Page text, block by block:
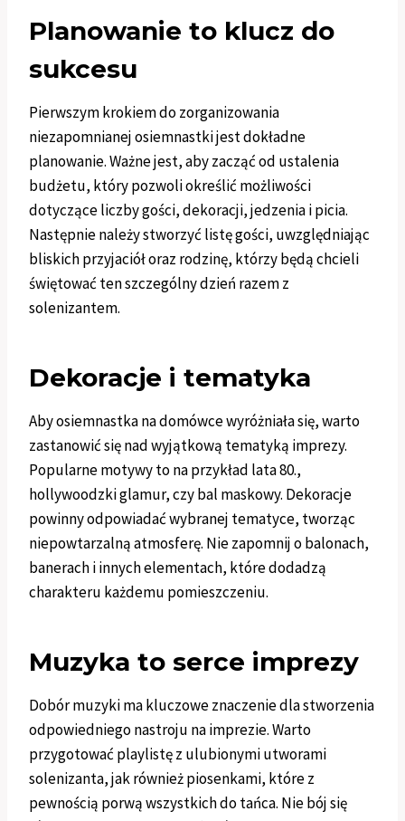
Planowanie to klucz do
sukcesu
Pierwszym krokiem do zorganizowania
niezapomnianej osiemnastki jest dokładne
planowanie. Ważne jest, aby zacząć od ustalenia
budżetu, który pozwoli określić możliwości
dotyczące liczby gości, dekoracji, jedzenia i picia.
Następnie należy stworzyć listę gości, uwzględniając
bliskich przyjaciół oraz rodzinę, którzy będą chcieli
świętować ten szczególny dzień razem z
solenizantem.
Dekoracje i tematyka
Aby osiemnastka na domówce wyróżniała się, warto
zastanowić się nad wyjątkową tematyką imprezy.
Popularne motywy to na przykład lata 80.,
hollywoodzki glamur, czy bal maskowy. Dekoracje
powinny odpowiadać wybranej tematyce, tworząc
niepowtarzalną atmosferę. Nie zapomnij o balonach,
banerach i innych elementach, które dodadzą
charakteru każdemu pomieszczeniu.
Muzyka to serce imprezy
Dobór muzyki ma kluczowe znaczenie dla stworzenia
odpowiedniego nastroju na imprezie. Warto
przygotować playlistę z ulubionymi utworami
solenizanta, jak również piosenkami, które z
pewnością porwą wszystkich do tańca. Nie bój się